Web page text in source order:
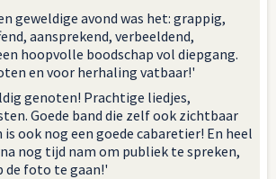
geweldige avond was het: grappig,
aansprekend, verbeeldend,
hoopvolle boodschap vol diepgang.
en voor herhaling vatbaar!'
genoten! Prachtige liedjes,
Goede band die zelf ook zichtbaar
ook nog een goede cabaretier! En heel
nog tijd nam om publiek te spreken,
de foto te gaan!'